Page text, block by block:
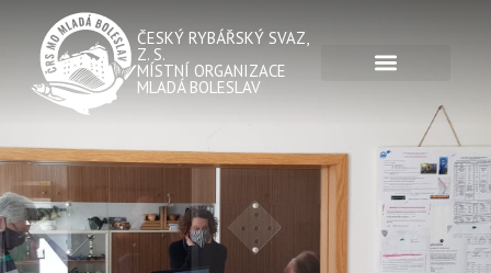
ČESKÝ RYBÁŘSKÝ SVAZ,
Z. S.
MÍSTNÍ ORGANIZACE
MLADÁ BOLESLAV